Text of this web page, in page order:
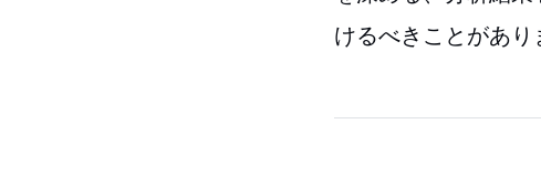
けるべきことがあり